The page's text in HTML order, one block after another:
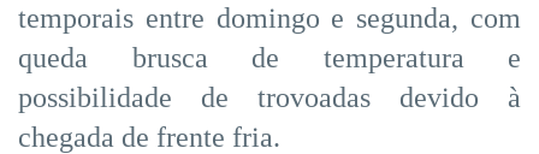
temporais entre domingo e segunda, com
queda brusca de temperatura e
possibilidade de trovoadas devido à
chegada de frente fria.